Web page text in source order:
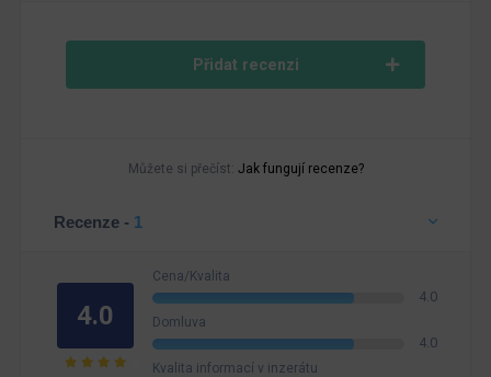
Přidat recenzi
Můžete si přečíst: Jak fungují recenze?
Recenze - 1
4.0
Cena/Kvalita
4.0
Domluva
4.0
Kvalita informací v inzerátu